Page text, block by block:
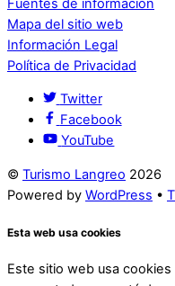
Mapa del sitio web
Información Legal
Política de Privacidad
Twitter
Facebook
YouTube
© Turismo Langreo 2026
Powered by WordPress •
Esta web usa cookies
Este sitio web usa cookies